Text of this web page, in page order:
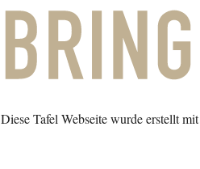
Diese Tafel Webseite wurde erstellt mit